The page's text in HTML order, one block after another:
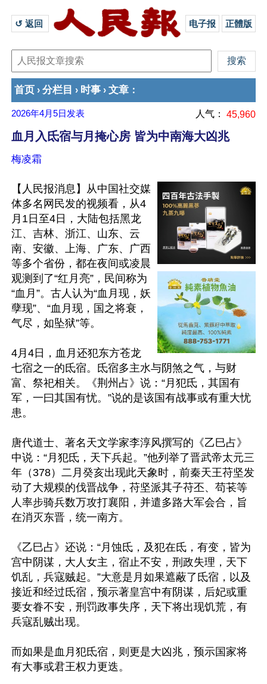
↺ 返回 电子报 正體版
首页 › 分栏目 › 时事 › 文章 ：
2026年4月5日 发表 人气： 45,960
血月入氐宿与月掩心房 皆为中南海大凶兆
梅凌霜
【人民报消息】从中国社交媒
体多名网民发的视频看，从4
月1日至4日，大陆包括黑龙
江、吉林、浙江、山东、云
南、安徽、上海、广东、广西
等多个省份，都在夜间或凌晨
观测到了“红月亮”，民间称为
“血月”。古人认为“血月现，妖
孽现”、“血月现，国之将衰，
气尽，如坠狱”等。
4月4日，血月还犯东方苍龙
七宿之一的氐宿。氐宿多主水与阴煞之气，与财
富、祭祀相关。《荆州占》说：“月犯氐，其国有
军，一曰其国有忧。”说的是该国有战事或有重大忧
患。
唐代道士、著名天文学家李淳风撰写的《乙巳占》
中说：“月犯氐，天下兵起。”他列举了晋武帝太元三
年（378）二月癸亥出现此天象时，前秦天王苻坚发
动了大规糢的伐晋战争，苻坚派其子苻丕、苟苌等
人率步骑兵数万攻打襄阳，并遣多路大军会合，旨
在消灭东晋，统一南方。
《乙巳占》还说：“月蚀氐，及犯在氐，有变，皆为
宫中阴谋，大人女主，宿止不安，刑政失理，天下
饥乱，兵寇贼起。”大意是月如果遮蔽了氐宿，以及
接近和经过氐宿，预示著皇宫中有阴谋，后妃或重
要女眷不安，刑罚政事失序，天下将出现饥荒，有
兵寇乱贼出现。
而如果是血月犯氐宿，则更是大凶兆，预示国家将
有大事或君王权力更迭。